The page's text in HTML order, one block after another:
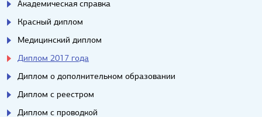
Академическая справка
Красный диплом
Медицинский диплом
Диплом 2017 года
Диплом о дополнительном образовании
Диплом с реестром
Диплом с проводкой